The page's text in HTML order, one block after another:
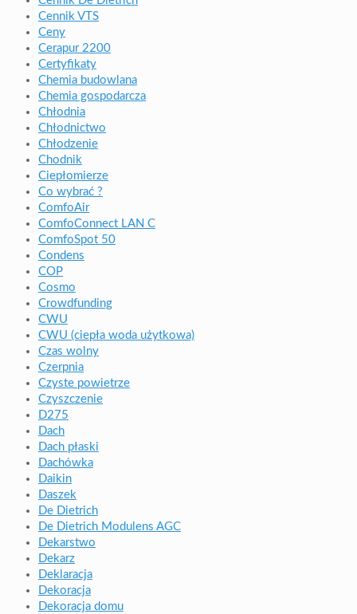
Cennik VTS
Ceny
Cerapur 2200
Certyfikaty
Chemia budowlana
Chemia gospodarcza
Chłodnia
Chłodnictwo
Chłodzenie
Chodnik
Ciepłomierze
Co wybrać ?
ComfoAir
ComfoConnect LAN C
ComfoSpot 50
Condens
COP
Cosmo
Crowdfunding
CWU
CWU (ciepła woda użytkowa)
Czas wolny
Czerpnia
Czyste powietrze
Czyszczenie
D275
Dach
Dach płaski
Dachówka
Daikin
Daszek
De Dietrich
De Dietrich Modulens AGC
Dekarstwo
Dekarz
Deklaracja
Dekoracja
Dekoracja domu